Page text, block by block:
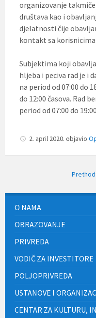
organizovanje
društava kao i
djelatnosti čije
kontakt sa korisnicima.
Subjektima koji
hljeba i peciva rad je i
na period od 07:00 do
do 12:00 časova. Rad
period od 07:00 do
2. april 2020. objavio
O NAMA
OBRAZOVANJE
PRIVREDA
VODIČ ZA INVESTITORE
POLJOPRIVREDA
USTANOVE I
CENTAR ZA KULTURU,